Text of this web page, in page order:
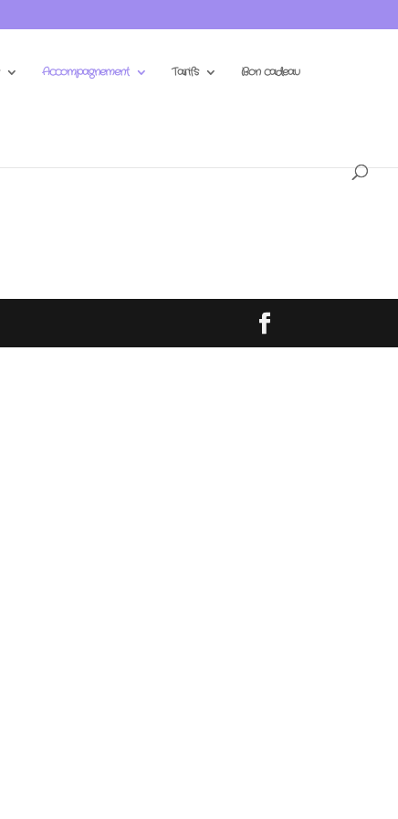
Accompagnement Tarifs Bon cadeau